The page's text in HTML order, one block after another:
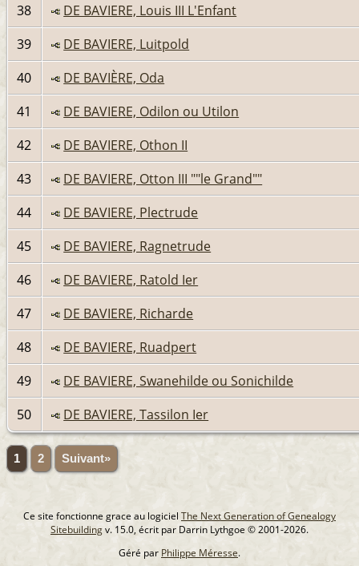
38
DE BAVIERE, Louis III L'Enfant
39
DE BAVIERE, Luitpold
40
DE BAVIÈRE, Oda
41
DE BAVIERE, Odilon ou Utilon
42
DE BAVIERE, Othon II
43
DE BAVIERE, Otton III ""le Grand""
44
DE BAVIERE, Plectrude
45
DE BAVIERE, Ragnetrude
46
DE BAVIERE, Ratold Ier
47
DE BAVIERE, Richarde
48
DE BAVIERE, Ruadpert
49
DE BAVIERE, Swanehilde ou Sonichilde
50
DE BAVIERE, Tassilon Ier
1 2 Suivant»
Ce site fonctionne grace au logiciel The Next Generation of Genealogy
Sitebuildingv. 15.0, écrit par Darrin Lythgoe © 2001-2026.
Géré par Philippe Méresse.